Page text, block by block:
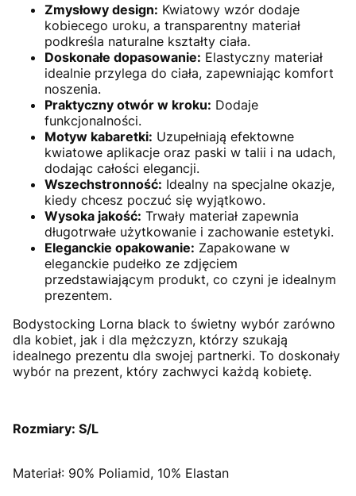
Zmysłowy design: Kwiatowy wzór dodaje
kobiecego uroku, a transparentny materiał
podkreśla naturalne kształty ciała.
Doskonałe dopasowanie: Elastyczny materiał
idealnie przylega do ciała, zapewniając komfort
noszenia.
Praktyczny otwór w kroku: Dodaje
funkcjonalności.
Motyw kabaretki: Uzupełniają efektowne
kwiatowe aplikacje oraz paski w talii i na udach,
dodając całości elegancji.
Wszechstronność: Idealny na specjalne okazje,
kiedy chcesz poczuć się wyjątkowo.
Wysoka jakość: Trwały materiał zapewnia
długotrwałe użytkowanie i zachowanie estetyki.
Eleganckie opakowanie: Zapakowane w
eleganckie pudełko ze zdjęciem
przedstawiającym produkt, co czyni je idealnym
prezentem.
Bodystocking Lorna black to świetny wybór zarówno
dla kobiet, jak i dla mężczyzn, którzy szukają
idealnego prezentu dla swojej partnerki. To doskonały
wybór na prezent, który zachwyci każdą kobietę.
Rozmiary: S/L
Materiał: 90% Poliamid, 10% Elastan